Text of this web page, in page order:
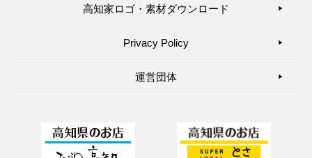
高知家ロゴ・素材ダウンロード ▶︎
Privacy Policy ▶︎
運営団体 ▶︎